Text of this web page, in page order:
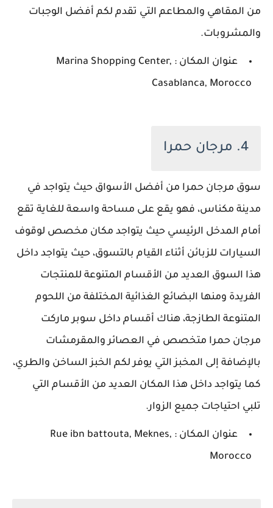
من المقاهي والمطاعم التي تقدم لكم أفضل الوجبات
والمشروبات.
عنوان المكان : Marina Shopping Center,
Casablanca, Morocco
4. مرجان حمرا
سوق مرجان حمرا من أفضل الأسواق حيث يتواجد في
مدينة مكناس، فهو يقع على مساحة واسعة للغاية تقع
أمام المدخل الرئيسي حيث يتواجد مكان مخصص لوقوف
السيارات للزبائن أثناء القيام بالتسوق، حيث يتواجد داخل
هذا السوق العديد من الأقسام المتنوعة للمنتجات
الفريدة ومنها البضائع الغذائية المختلفة من اللحوم
المتنوعة الطازجة، هناك أقسام داخل سوبر ماركت
مرجان حمرا متخصص في العصائر والمقرمشات
بالإضافة إلى المخبز التي يوفر لكم الخبز الساخن والطري،
كما يتواجد داخل هذا المكان العديد من الأقسام التي
تلبي احتياجات جميع الزوار.
عنوان المكان : Rue ibn battouta, Meknes,
Morocco